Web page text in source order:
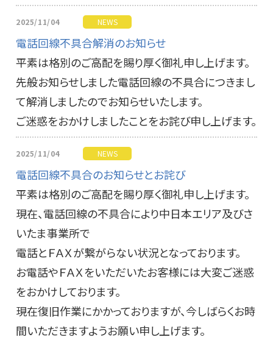
2025/11/04 NEWS
電話回線不具合解消のお知らせ
平素は格別のご高配を賜り厚く御礼申し上げます。
先般お知らせしました電話回線の不具合につきまし
て解消しましたのでお知らせいたします。
ご迷惑をおかけしましたことをお詫び申し上げます。
2025/11/04 NEWS
電話回線不具合のお知らせとお詫び
平素は格別のご高配を賜り厚く御礼申し上げます。
現在、電話回線の不具合により中日本エリア及びさ
いたま事業所で
電話とＦＡＸが繋がらない状況となっております。
お電話やＦＡＸをいただいたお客様には大変ご迷惑
をおかけしております。
現在復旧作業にかかっておりますが、今しばらくお時
間いただきますようお願い申し上げます。